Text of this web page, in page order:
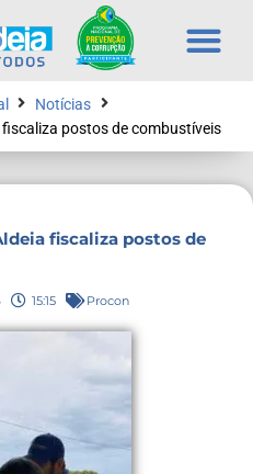
Notícias
postos de combustíveis
fiscaliza postos de
15:15 Procon